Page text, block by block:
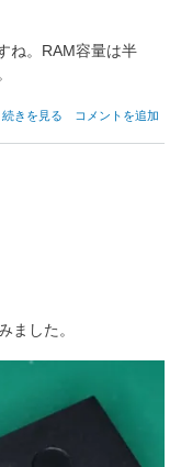
ね。RAM容量は半
NSC810
続きを見る コメントを追加
ました。